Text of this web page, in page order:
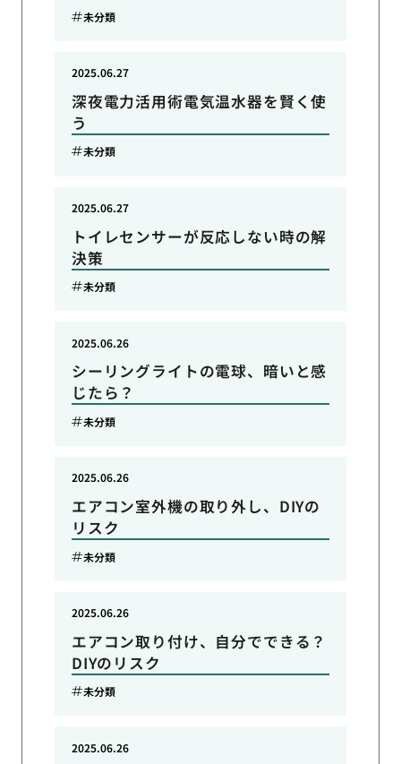
未分類
深夜電力活用術電気温水器を賢く使
う
2025.06.27
未分類
トイレセンサーが反応しない時の解
決策
2025.06.27
未分類
シーリングライトの電球、暗いと感
じたら？
2025.06.26
未分類
エアコン室外機の取り外し、DIYの
リスク
2025.06.26
未分類
エアコン取り付け、自分でできる？
DIYのリスク
2025.06.26
未分類
2025.06.26